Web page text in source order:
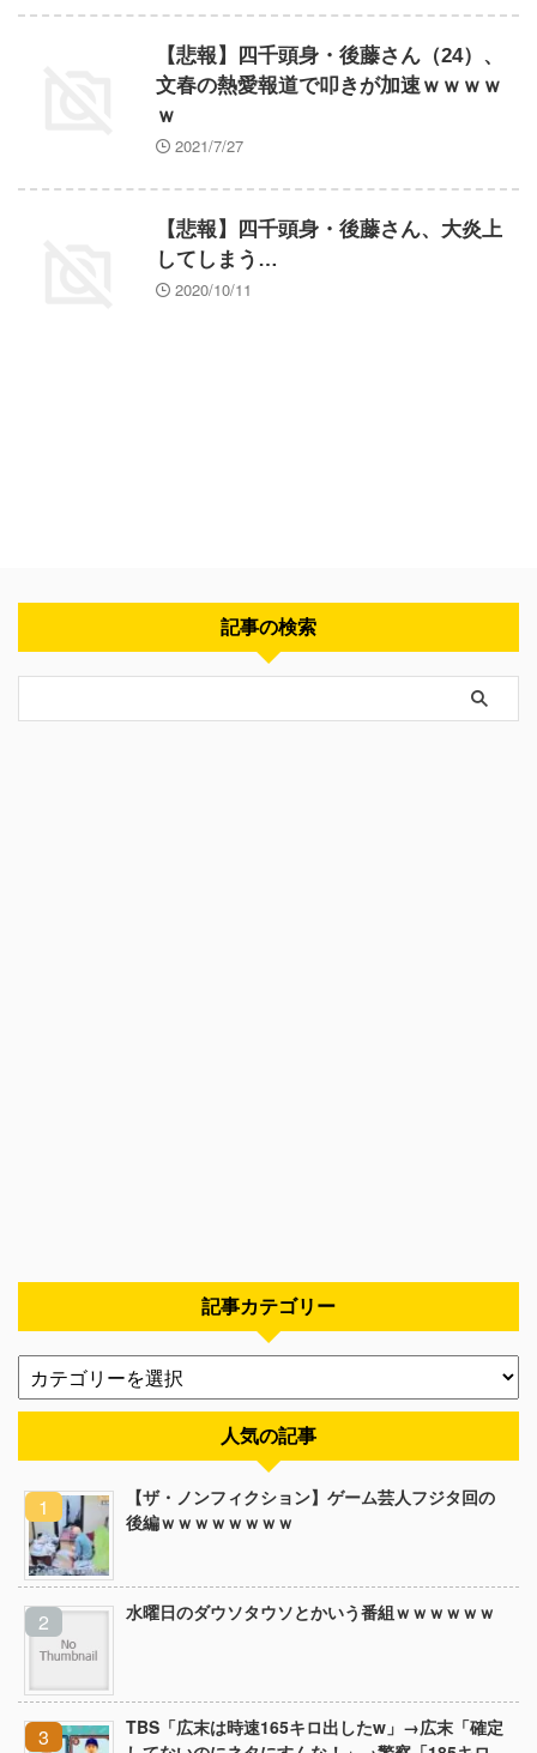
【悲報】四千頭身・後藤さん（24）、
文春の熱愛報道で叩きが加速ｗｗｗｗ
ｗ
2021/7/27
【悲報】四千頭身・後藤さん、大炎上
してしまう…
2020/10/11
記事の検索
記事カテゴリー
人気の記事
【ザ・ノンフィクション】ゲーム芸人フジタ回の
後編ｗｗｗｗｗｗｗｗ
水曜日のダウソタウソとかいう番組ｗｗｗｗｗｗ
TBS「広末は時速165キロ出したw」→広末「確定